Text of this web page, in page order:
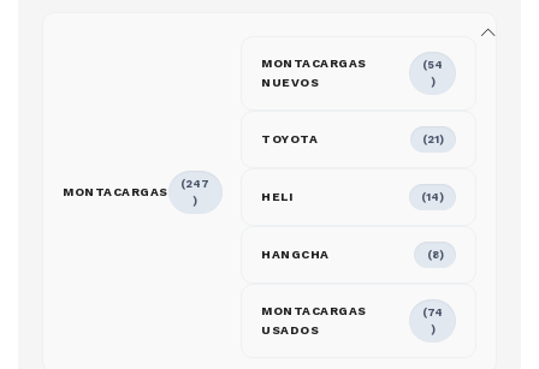
MONTACARGAS
(247
)
MONTACARGAS
NUEVOS
(54
)
TOYOTA (21)
HELI (14)
HANGCHA (8)
MONTACARGAS
USADOS
(74
)